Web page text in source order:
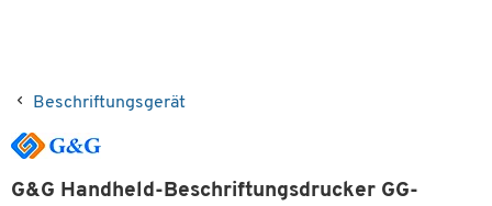
Beschriftungsgerät
G&G Handheld-Beschriftungsdrucker GG-